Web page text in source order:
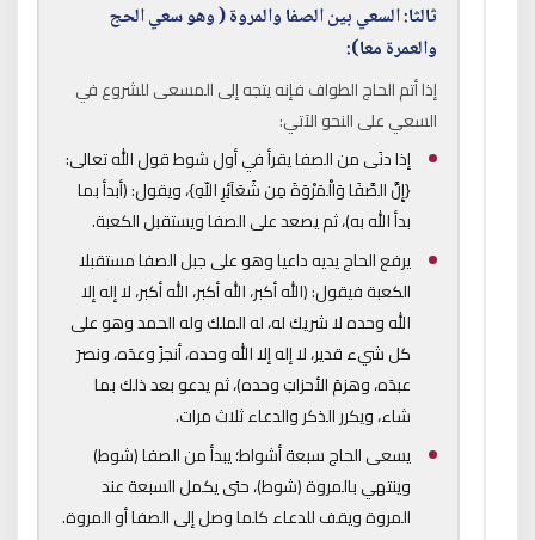
ثالثا: السعي بين الصفا والمروة ( وهو سعي الحج
والعمرة معا):
إذا أتم الحاج الطواف فإنه يتجه إلى المسعى للشروع في
السعي على النحو الآتي:
إذا دنَى من الصفا يقرأ في أول شوط قول الله تعالى:
{إِنَّ الصَّفَا وَالْمَرْوَةَ مِن شَعَآئِرِ اللّهِ}، ويقول: (أبدأ بما
بدأ الله به)، ثم يصعد على الصفا ويستقبل الكعبة.
يرفع الحاج يديه داعيا وهو على جبل الصفا مستقبلا
الكعبة فيقول: (الله أكبر، الله أكبر، الله أكبر، لا إله إلا
الله وحده لا شريك له، له الملك وله الحمد وهو على
كل شيء قدير، لا إله إلا الله وحده، أنجزَ وعدَه، ونصرَ
عبدَه، وهزمَ الأحزابَ وحده)، ثم يدعو بعد ذلك بما
شاء، ويكرر الذكر والدعاء ثلاث مرات.
يسعى الحاج سبعة أشواط؛ يبدأ من الصفا (شوط)
وينتهي بالمروة (شوط)، حتى يكمل السبعة عند
المروة ويقف للدعاء كلما وصل إلى الصفا أو المروة.